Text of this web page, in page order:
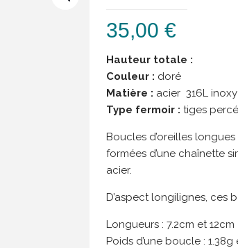
35,00 €
Hauteur totale :
Couleur : doré
Matière : acier 316L
Type fermoir : tiges
Boucles d’oreilles
formées d’une chaînette
acier.
D’aspect longilignes, ces
Longueurs : 7.2cm et 12cm
Poids d’une boucle : 1.38g